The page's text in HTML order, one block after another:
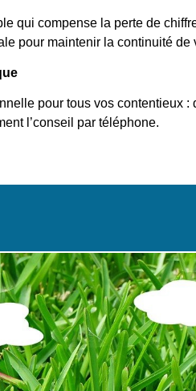
qui compense la perte de
pour maintenir la continuité de
pour tous vos contentieux :
l’conseil par téléphone.